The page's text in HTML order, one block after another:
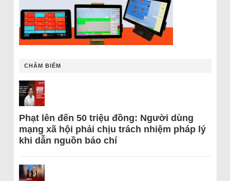
CHÂM BIẾM
Phạt lên đến 50 triệu đồng: Người dùng
mạng xã hội phải chịu trách nhiệm pháp lý
khi dẫn nguồn báo chí